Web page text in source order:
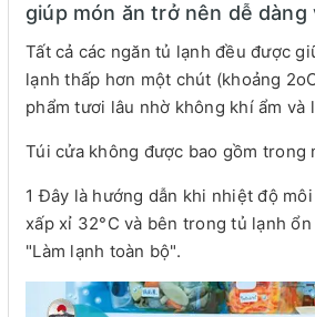
giúp món ăn trở nên dễ dàng
Tất cả các ngăn tủ lạnh đều được
lạnh thấp hơn một chút (khoảng
phẩm tươi lâu nhờ không khí ẩm và
Túi cửa không được bao gồm trong
1 Đây là hướng dẫn khi nhiệt độ
xấp xỉ 32°C và bên trong tủ lạnh
"Làm lạnh toàn bộ".